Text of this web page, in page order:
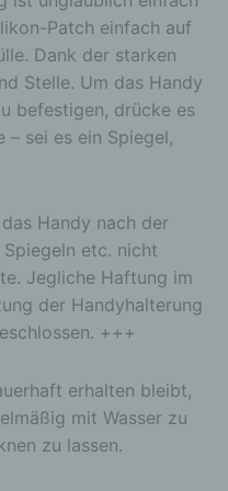
Patch einfach auf
Dank der starken
Stelle. Um das Handy
befestigen, drücke es
– sei es ein Spiegel,
Handy nach der
etc. nicht
Jegliche Haftung im
der Handyhalterung
+++
erhalten bleibt,
mit Wasser zu
zu lassen.
die Organisation,
die Anpassung oder
das Abfragen, die
durch Übermittlung,
Form der
die Verknüpfung,
oder die
ist die Markierung
Daten mit dem
einzuschränken.
persönliche
Person
um Aspekte